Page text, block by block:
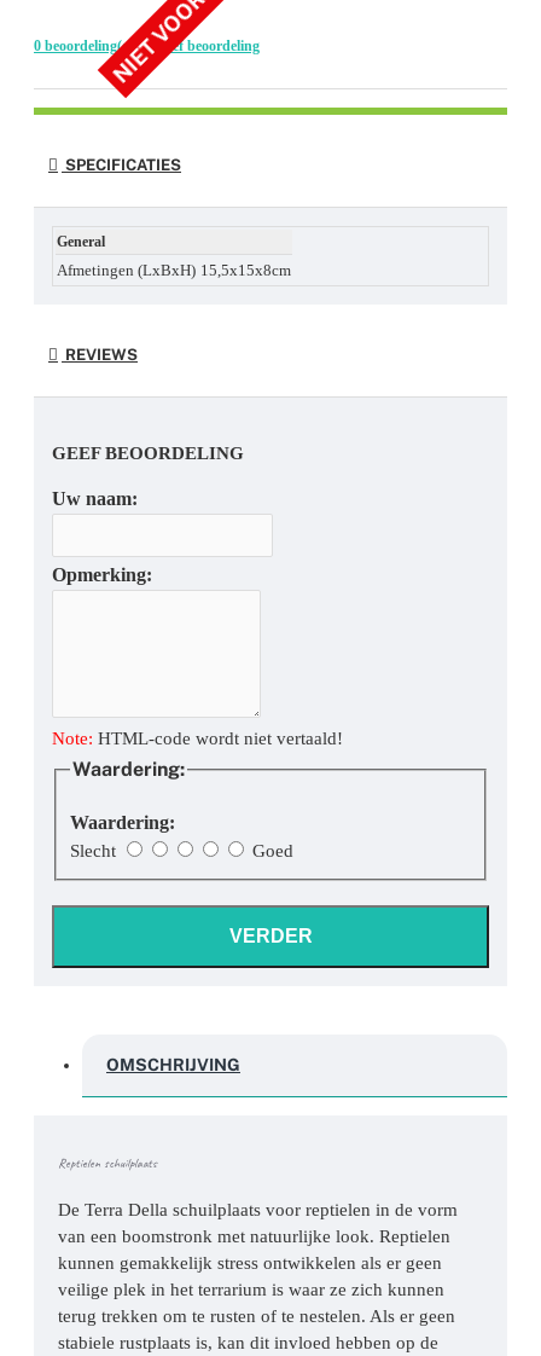
0 beoordeling(en) - Geef beoordeling
SPECIFICATIES
General
Afmetingen (LxBxH) 15,5x15x8cm
REVIEWS
GEEF BEOORDELING
Uw naam:
Opmerking:
Note: HTML-code wordt niet vertaald!
Waardering:
Waardering:
Slecht Goed
VERDER
OMSCHRIJVING
Reptielen schuilplaats
De Terra Della schuilplaats voor reptielen in de vorm
van een boomstronk met natuurlijke look. Reptielen
kunnen gemakkelijk stress ontwikkelen als er geen
veilige plek in het terrarium is waar ze zich kunnen
terug trekken om te rusten of te nestelen. Als er geen
stabiele rustplaats is, kan dit invloed hebben op de